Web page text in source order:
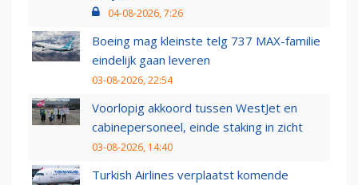
04-08-2026, 7:26
Boeing mag kleinste telg 737 MAX-familie
eindelijk gaan leveren
03-08-2026, 22:54
Voorlopig akkoord tussen WestJet en
cabinepersoneel, einde staking in zicht
03-08-2026, 14:40
Turkish Airlines verplaatst komende